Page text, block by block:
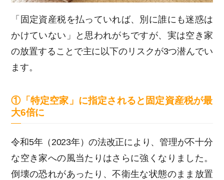
「固定資産税を払っていれば、別に誰にも迷惑は
かけていない」と思われがちですが、実は空き家
の放置することで主に以下のリスクが3つ潜んでい
ます。
①「特定空家」に指定されると固定資産税が最
大6倍に
令和5年（2023年）の法改正により、管理が不十分
な空き家への風当たりはさらに強くなりました。
倒壊の恐れがあったり、不衛生な状態のまま放置